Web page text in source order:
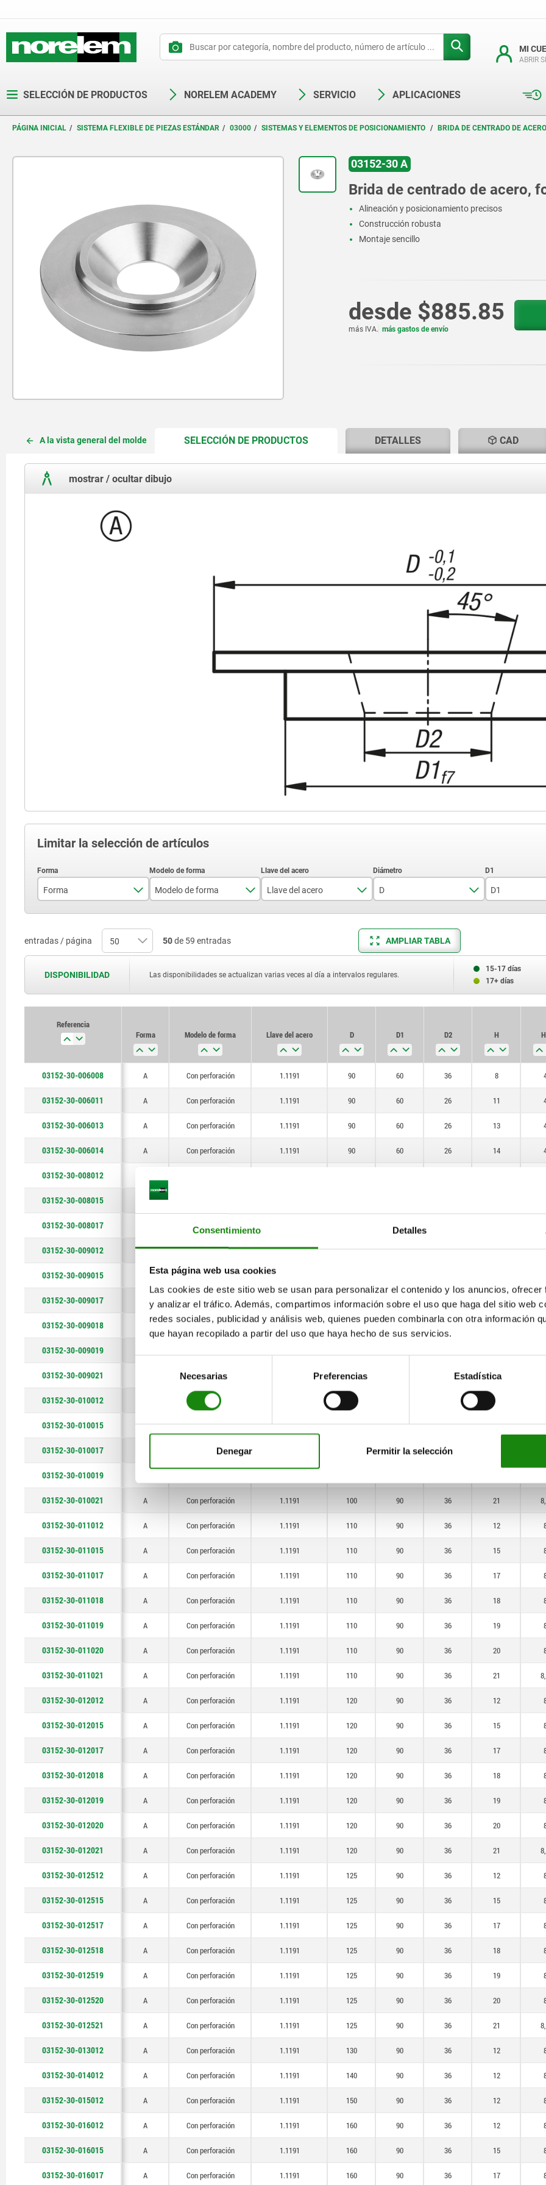
Consentimiento Detalles
Esta página web usa cookies
Las cookies de este sitio web se usan para personalizar el contenido y los anuncios,
y analizar el tráfico. Además, compartimos información sobre el uso que haga del sitio web
redes sociales, publicidad y análisis web, quienes pueden combinarla con otra información
que hayan recopilado a partir del uso que haya hecho de sus servicios.
consentimiento
Necesarias Preferencias Estadística
Denegar Permitir la selección
MI
ABRIR
SELECCIÓN DE PRODUCTOS NORELEM ACADEMY SERVICIO APLICACIONES
PÁGINA INICIAL SISTEMA FLEXIBLE DE PIEZAS ESTÁNDAR 03000 SISTEMAS Y ELEMENTOS DE POSICIONAMIENTO BRIDA DE CENTRADO DE ACERO
03152-30 A
Brida de centrado de acero,
Alineación y posicionamiento precisos
Construcción robusta
Montaje sencillo
desde $885.85
más IVA. más gastos de envío
A la vista general del molde SELECCIÓN DE PRODUCTOSCURRENT
CURRENT
DETALLES CAD
mostrar / ocultar dibujo
Limitar la selección de artículos
Forma
A
Modelo de forma
Con perforación
Llave del acero
1.1191
D
90
110
125
200
D1
60
90
entradas / página 50de 59 entradas AMPLIAR TABLA
DISPONIBILIDAD Las disponibilidades se actualizan varias veces al día a intervalos regulares.
15-17 días
17+ días
Referencia
Forma
Modelo de forma Llave del acero D D1 D2 H
03152-30-006008 A Con perforación 1.1191 90 60 36 8
03152-30-006011 A Con perforación 1.1191 90 60 26 11
03152-30-006013 A Con perforación 1.1191 90 60 26 13
03152-30-006014 A Con perforación 1.1191 90 60 26 14
03152-30-008012
03152-30-008015
03152-30-008017 Con perforación 80
03152-30-009012 A Con perforación 1.1191 90 90 36 12
03152-30-009015 Con perforación
03152-30-009017 Con perforación 1.1191 90 90 36 17
03152-30-009018 Con perforación 1.1191 90 90 36 18
03152-30-009019
03152-30-009021 Con perforación 90 21
03152-30-010012 Con perforación 12
03152-30-010015 A Con perforación 1.1191 100 90 36 15
03152-30-010017 Con perforación 90 36
03152-30-010019
03152-30-010021 A Con perforación 1.1191 100 90 36 21
03152-30-011012 A Con perforación 1.1191 110 90 36 12
03152-30-011015 A Con perforación 1.1191 110 90 36 15
03152-30-011017 A Con perforación 1.1191 110 90 36 17
03152-30-011018 A Con perforación 1.1191 110 90 36 18
03152-30-011019 A Con perforación 1.1191 110 90 36 19
03152-30-011020 A Con perforación 1.1191 110 90 36 20
03152-30-011021 A Con perforación 1.1191 110 90 36 21
03152-30-012012 A Con perforación 1.1191 120 90 36 12
03152-30-012015 A Con perforación 1.1191 120 90 36 15
03152-30-012017 A Con perforación 1.1191 120 90 36 17
03152-30-012018 A Con perforación 1.1191 120 90 36 18
03152-30-012019 A Con perforación 1.1191 120 90 36 19
03152-30-012020 A Con perforación 1.1191 120 90 36 20
03152-30-012021 A Con perforación 1.1191 120 90 36 21
03152-30-012512 A Con perforación 1.1191 125 90 36 12
03152-30-012515 A Con perforación 1.1191 125 90 36 15
03152-30-012517 A Con perforación 1.1191 125 90 36 17
03152-30-012518 A Con perforación 1.1191 125 90 36 18
03152-30-012519 A Con perforación 1.1191 125 90 36 19
03152-30-012520 A Con perforación 1.1191 125 90 36 20
03152-30-012521 A Con perforación 1.1191 125 90 36 21
03152-30-013012 A Con perforación 1.1191 130 90 36 12
03152-30-014012 A Con perforación 1.1191 140 90 36 12
03152-30-015012 A Con perforación 1.1191 150 90 36 12
03152-30-016012 A Con perforación 1.1191 160 90 36 12
03152-30-016015 A Con perforación 1.1191 160 90 36 15
03152-30-016017 A Con perforación 1.1191 160 90 36 17